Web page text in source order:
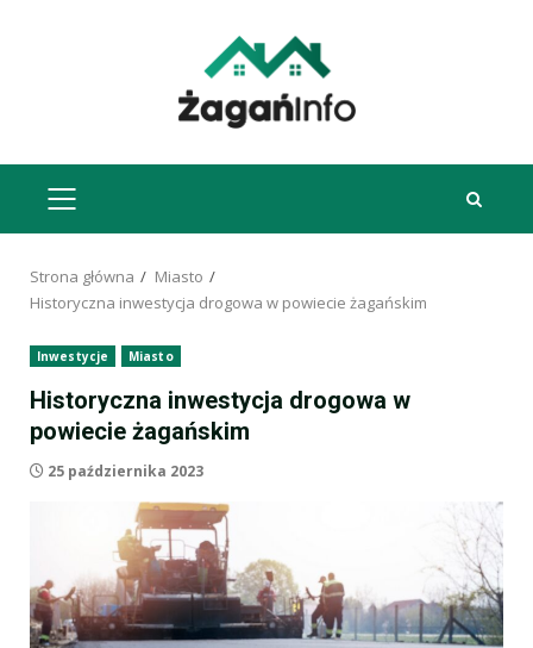
MENU
GŁÓWNE
Strona główna
Miasto
Historyczna inwestycja drogowa w powiecie żagańskim
Inwestycje Miasto
Historyczna inwestycja drogowa w
powiecie żagańskim
25 października 2023